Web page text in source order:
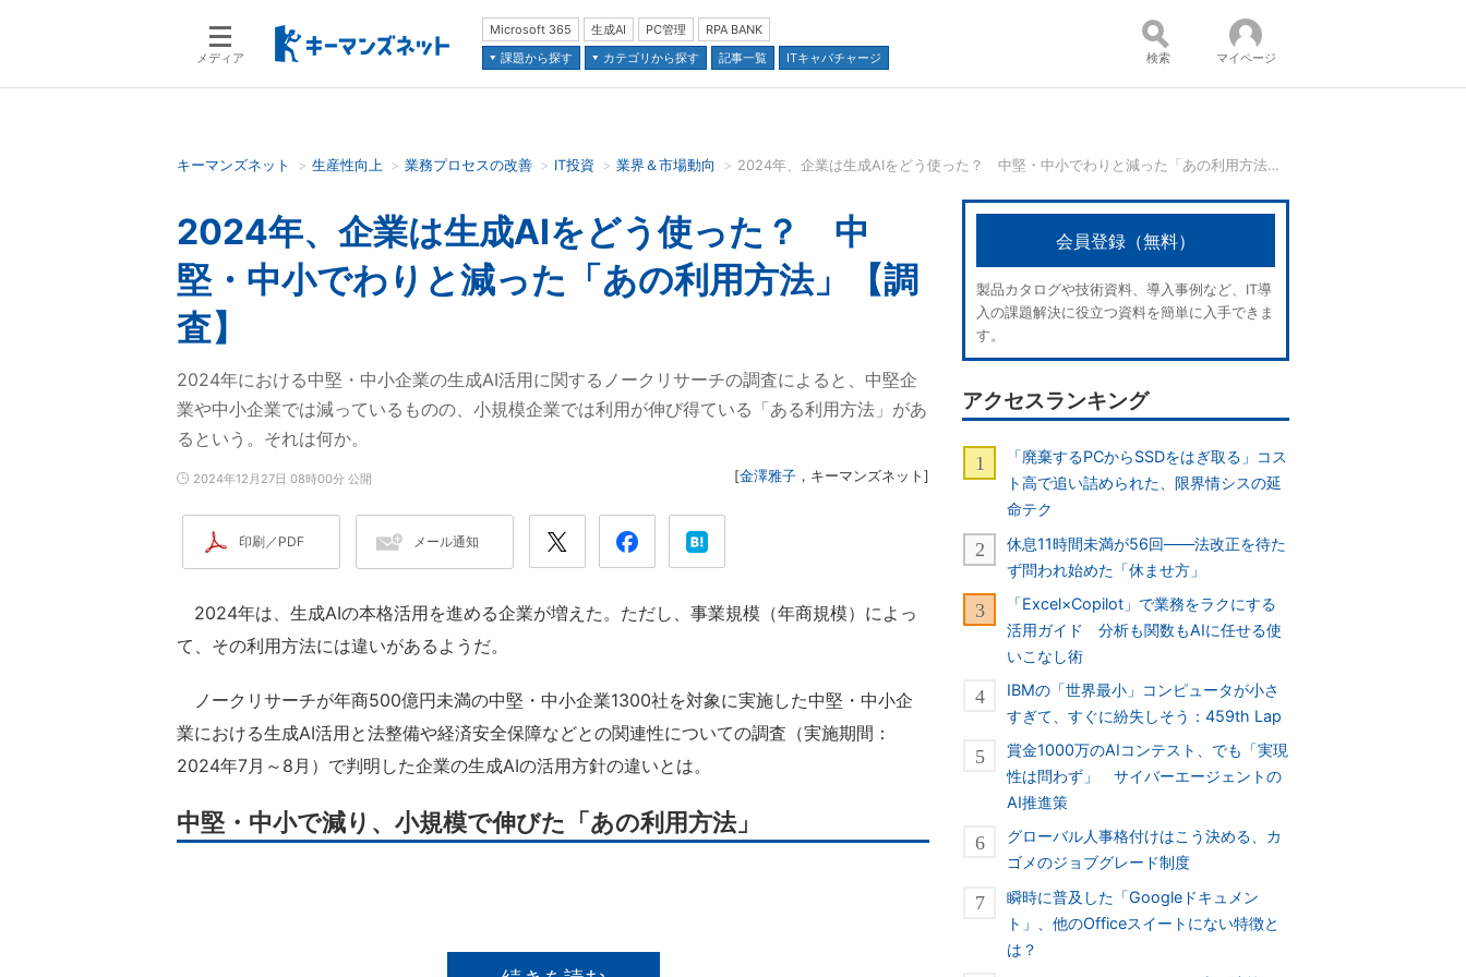
メディア
Microsoft 365 生成AI PC管理
RPA BANK
課題から探す
カテゴリから探す 記事一覧 ITキャパチャージ
検索語を入力してください コンテンツ：
並び順：
検索 マイページ
キーマンズネット 生産性向上 業務プロセスの改善 IT投資 業界＆市場動向 2024年、企業は生成AIをどう使った？ 中堅・中小でわりと減った「あの利用方法」【調査】
2024年、企業は生成AIをどう使った？ 中
堅・中小でわりと減った「あの利用方法」【調
査】
2024年における中堅・中小企業の生成AI活用に関するノークリサーチの調査によると、中堅企
業や中小企業では減っているものの、小規模企業では利用が伸び得ている「ある利用方法」があ
るという。それは何か。
2024年12月27日 08時00分 公開 [金澤雅子 ， キーマンズネット ]
印刷／PDF メール通知
2024年は、生成AIの本格活用を進める企業が増えた。ただし、事業規模（年商規模）によっ
て、その利用方法には違いがあるようだ。
ノークリサーチが年商500億円未満の中堅・中小企業1300社を対象に実施した中堅・中小企
業における生成AI活用と法整備や経済安全保障などとの関連性についての調査（実施期間：
2024年7月～8月）で判明した企業の生成AIの活用方針の違いとは。
中堅・中小で減り、小規模で伸びた「あの利用方法」
会員登録（無料）
製品カタログや技術資料、導入事例など、IT導
入の課題解決に役立つ資料を簡単に入手できま
す。
アクセスランキング
「廃棄するPCからSSDをはぎ取る」コス
ト高で追い詰められた、限界情シスの延
命テク
休息11時間未満が56回――法改正を待た
ず問われ始めた「休ませ方」
「Excel×Copilot」で業務をラクにする
活用ガイド 分析も関数もAIに任せる使
いこなし術
IBMの「世界最小」コンピュータが小さ
すぎて、すぐに紛失しそう：459th Lap
賞金1000万のAIコンテスト、でも「実現
性は問わず」 サイバーエージェントの
AI推進策
グローバル人事格付けはこう決める、カ
ゴメのジョブグレード制度
瞬時に普及した「Googleドキュメン
ト」、他のOfficeスイートにない特徴と
は？